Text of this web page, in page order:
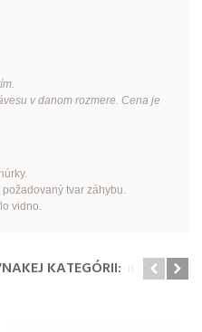
v danom rozmere. Cena je
tvar záhybu.
vidno.
KATEGÓRII: